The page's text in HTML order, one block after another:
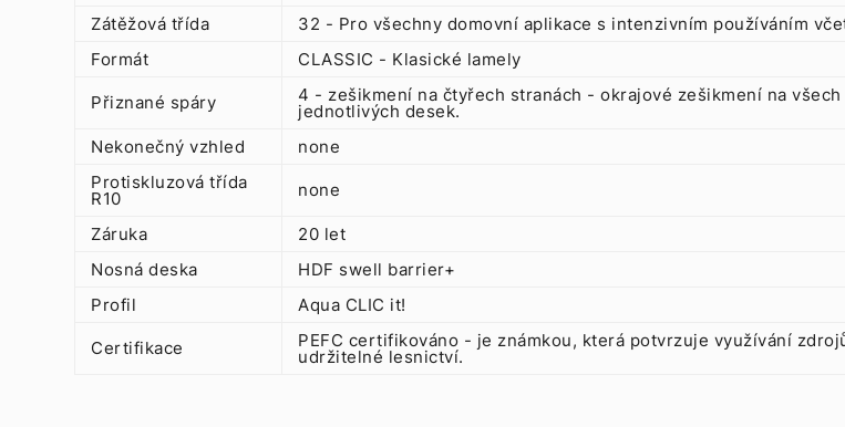
Zátěžová třída
32 - Pro všechny domovní aplikace s intenzivním používáním
Formát
CLASSIC - Klasické lamely
Přiznané spáry 4 - zešikmení na čtyřech stranách - okrajové zešikmení na
jednotlivých desek.
Nekonečný vzhled
none
Protiskluzová třída
R10 none
Záruka
20 let
Nosná deska
HDF swell barrier+
Profil
Aqua CLIC it!
Certifikace PEFC certifikováno - je známkou, která potvrzuje využívání
udržitelné lesnictví.